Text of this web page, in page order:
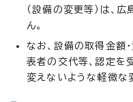
（設備の変更等）は、
ん。
なお、設備の取得金額
表者の交代等、認定を
変えないような軽微な